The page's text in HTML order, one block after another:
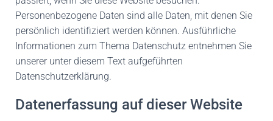
Personenbezogene Daten sind alle Daten, mit denen Sie
persönlich identifiziert werden können. Ausführliche
Informationen zum Thema Datenschutz entnehmen Sie
unserer unter diesem Text aufgeführten
Datenschutzerklärung.
Datenerfassung auf dieser Website